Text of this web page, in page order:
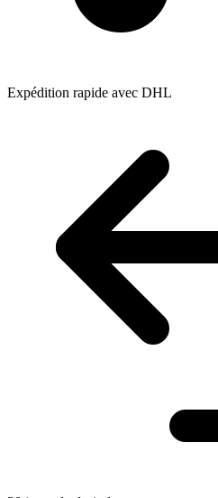
Expédition rapide avec DHL